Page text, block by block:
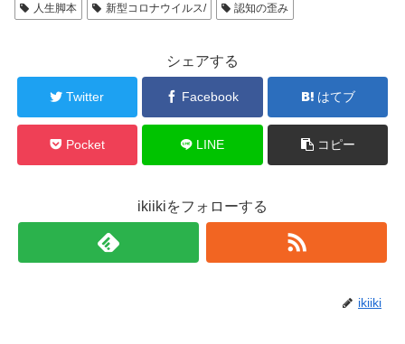
人生脚本 新型コロナウイルス/ 認知の歪み
シェアする
Twitter Facebook はてブ
Pocket LINE コピー
ikiikiをフォローする
ikiiki